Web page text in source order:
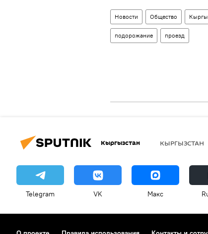
Новости Общество
подорожание проезд
Кыргызстан КЫРГЫЗСТАН
Telegram VK Макс